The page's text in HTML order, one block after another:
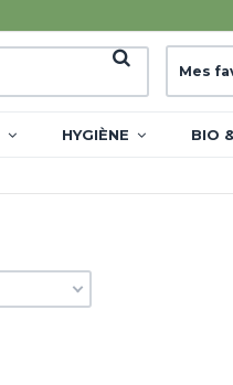
Mes
HYGIÈNE BIO